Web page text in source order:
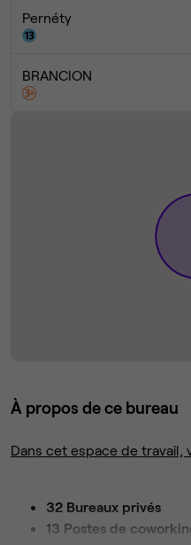
Pernéty
BRANCION
À propos de ce bureau
Dans cet espace de travail,
32 Bureaux privés
13 Postes de